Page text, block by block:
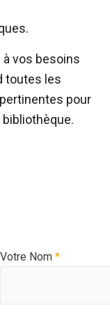
vos besoins
toutes les
pour
Votre Nom *